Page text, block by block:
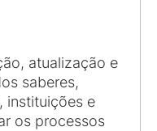
atualização e
saberes,
instituições e
os processos